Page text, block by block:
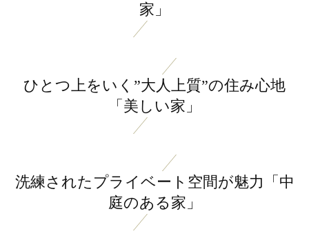
家」
ひとつ上をいく”大人上質”の住み心地
「美しい家」
洗練されたプライベート空間が魅力「中
庭のある家」